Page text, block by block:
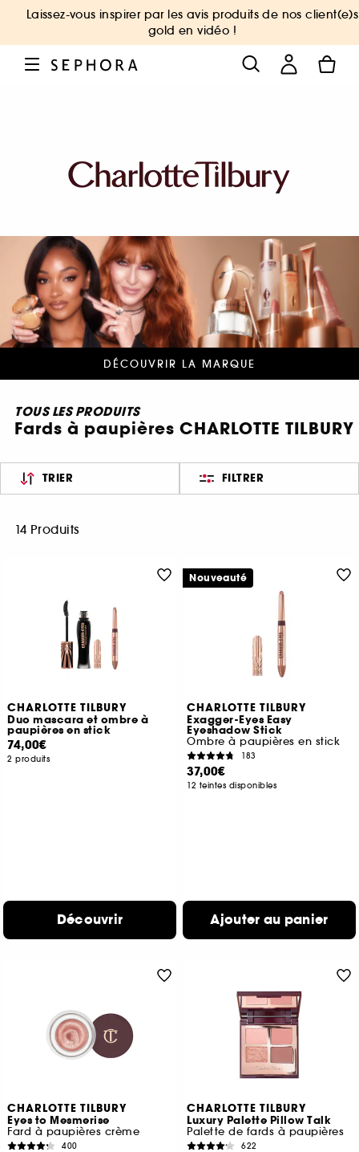
Laissez-vous inspirer par les avis produits de nos client(e)s
gold en vidéo !
DÉCOUVRIR LA MARQUE
TOUS LES PRODUITS
Fards à paupières CHARLOTTE TILBURY
TRIER FILTRER
14 Produits
CHARLOTTE TILBURY
Duo mascara et ombre à
paupières en stick
74,00€
2 produits
Découvrir
CHARLOTTE TILBURY
Exagger-Eyes Easy
Eyeshadow Stick
Ombre à paupières en stick
183
37,00€
12 teintes disponibles
Ajouter au panier
Nouveauté
CHARLOTTE TILBURY
Eyes to Mesmerise
Fard à paupières crème
400
CHARLOTTE TILBURY
Luxury Palette Pillow Talk
Palette de fards à paupières
622